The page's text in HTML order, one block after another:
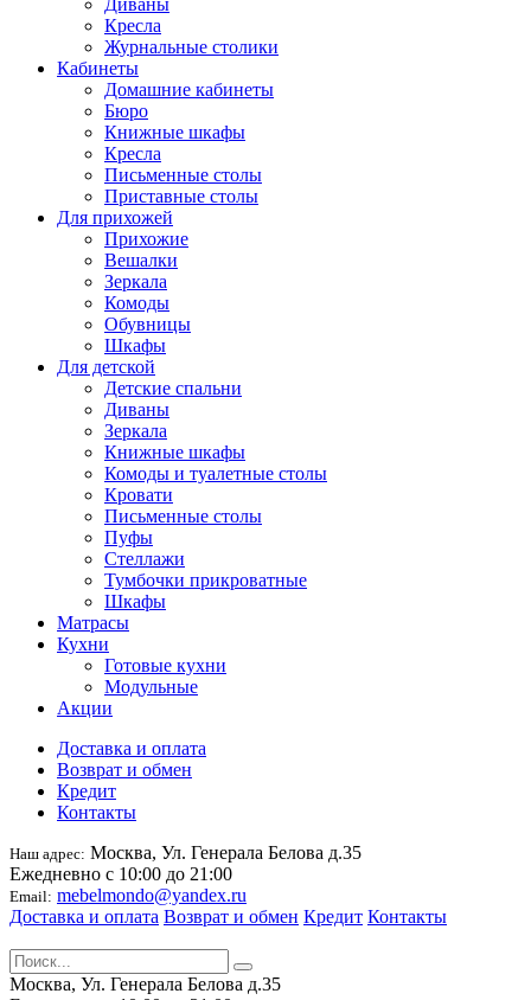
Диваны
Кресла
Журнальные столики
Кабинеты
Домашние кабинеты
Бюро
Книжные шкафы
Кресла
Письменные столы
Приставные столы
Для прихожей
Прихожие
Вешалки
Зеркала
Комоды
Обувницы
Шкафы
Для детской
Детские спальни
Диваны
Зеркала
Книжные шкафы
Комоды и туалетные столы
Кровати
Письменные столы
Пуфы
Стеллажи
Тумбочки прикроватные
Шкафы
Матрасы
Кухни
Готовые кухни
Модульные
Акции
Доставка и оплата
Возврат и обмен
Кредит
Контакты
Наш адрес: Москва, Ул. Генерала Белова д.35
Ежедневно с 10:00 до 21:00
Email: mebelmondo@yandex.ru
Доставка и оплата Возврат и обмен Кредит Контакты
Москва, Ул. Генерала Белова д.35